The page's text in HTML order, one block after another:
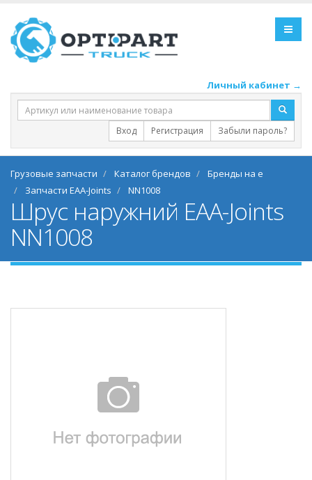
Личный кабинет →
Вход Регистрация Забыли пароль?
Грузовые запчасти Каталог брендов
Бренды на e
Запчасти EAA-Joints
NN1008
Шрус наружний EAA-Joints
NN1008